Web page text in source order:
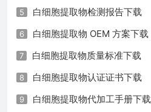
5 白细胞提取物检测报告下载
6 白细胞提取物 OEM 方案下载
7 白细胞提取物质量标准下载
8 白细胞提取物认证证书下载
9 白细胞提取物代加工手册下载